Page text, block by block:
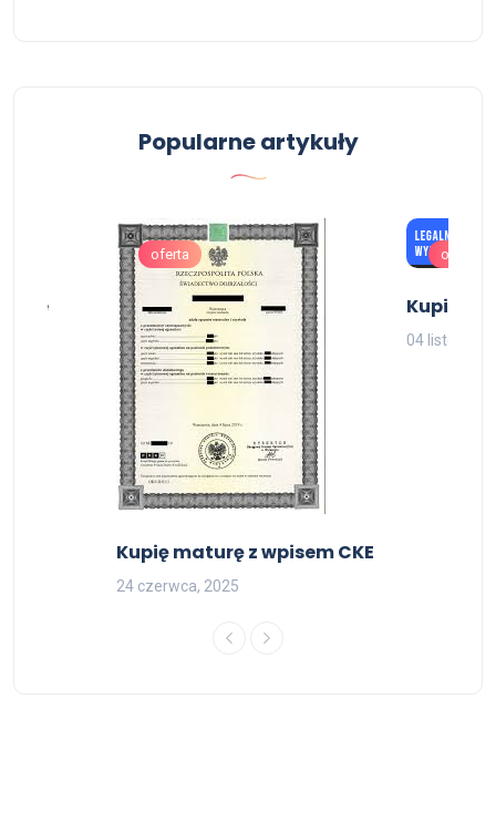
Popularne artykuły
oferta
Kupię maturę z wpisem CKE
24 czerwca, 2025
oferta
Kupię
04